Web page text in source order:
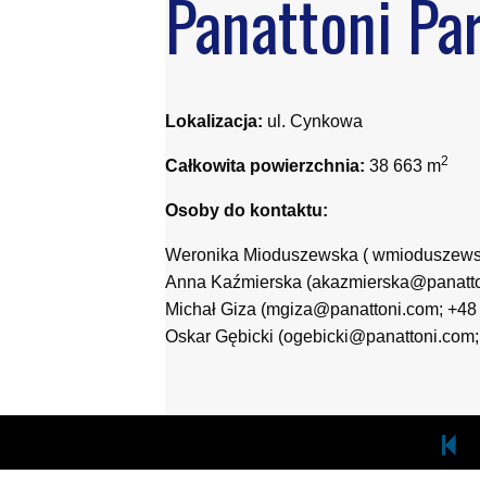
Panattoni
Lokalizacja: ul. Cynkowa
Całkowita powierzchnia: 38 663 m2
Osoby do kontaktu:
Weronika Mioduszewska (
Anna Kaźmierska
Michał Giza (mgiza@panattoni.com;
Oskar Gębicki